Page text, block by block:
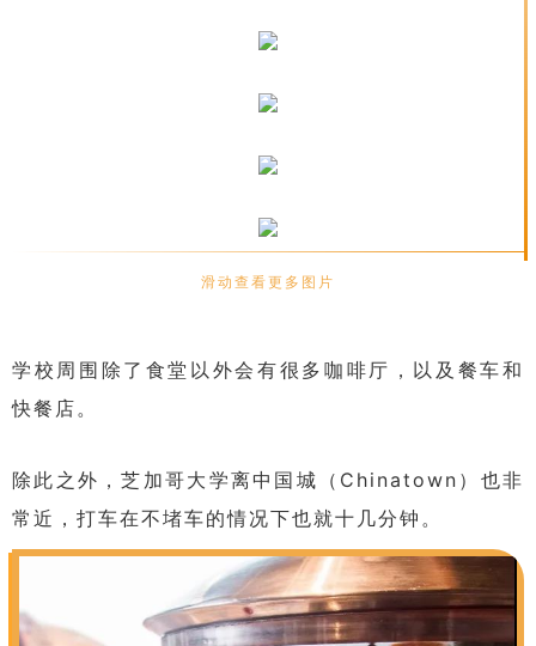
滑动查看更多图片
学校周围除了食堂以外会有很多咖啡厅，以及餐车和
快餐店。
除此之外，芝加哥大学离中国城（Chinatown）也非
常近，打车在不堵车的情况下也就十几分钟。